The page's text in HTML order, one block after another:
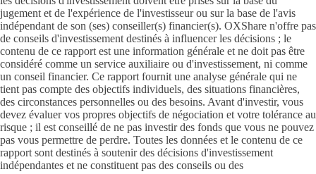
jugement et de l'expérience de l'investisseur ou sur la base de l'avis
indépendant de son (ses) conseiller(s) financier(s). OXShare n'offre pas
de conseils d'investissement destinés à influencer les décisions ; le
contenu de ce rapport est une information générale et ne doit pas être
considéré comme un service auxiliaire ou d'investissement, ni comme
un conseil financier. Ce rapport fournit une analyse générale qui ne
tient pas compte des objectifs individuels, des situations financières,
des circonstances personnelles ou des besoins. Avant d'investir, vous
devez évaluer vos propres objectifs de négociation et votre tolérance au
risque ; il est conseillé de ne pas investir des fonds que vous ne pouvez
pas vous permettre de perdre. Toutes les données et le contenu de ce
rapport sont destinés à soutenir des décisions d'investissement
indépendantes et ne constituent pas des conseils ou des